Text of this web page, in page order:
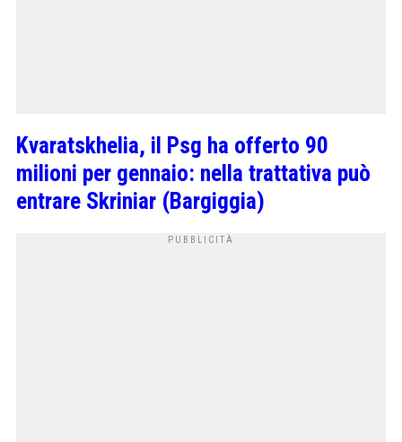
Kvaratskhelia, il Psg ha offerto 90
milioni per gennaio: nella trattativa può
entrare Skriniar (Bargiggia)